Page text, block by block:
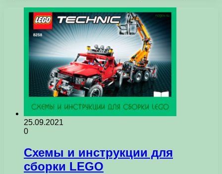
25.09.2021
0
Схемы и инструкции для
сборки LEGO